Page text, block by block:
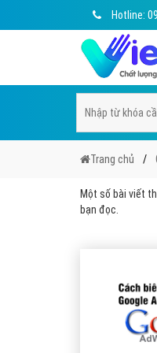
Hotline:
Trang chủ
Một số bài viết
bạn đọc.